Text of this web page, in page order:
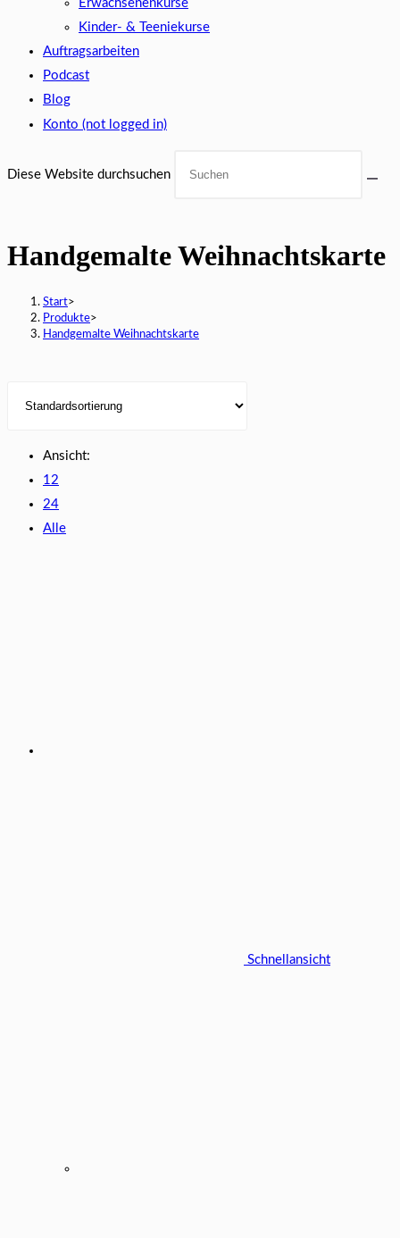
Erwachsenenkurse
Kinder- & Teeniekurse
Auftragsarbeiten
Podcast
Blog
Konto (not logged in)
Diese Website durchsuchen
Handgemalte Weihnachtskarte
Start>
Produkte>
Handgemalte Weihnachtskarte
Ansicht:
12
24
Alle
Schnellansicht